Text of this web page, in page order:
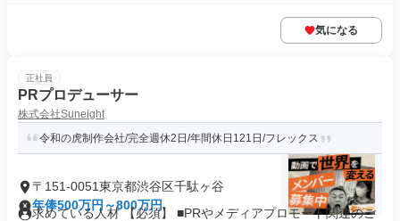
気になる
正社員
PRプロデューサー
株式会社Suneight
令和の虎制作会社/完全週休2日/年間休日121日/フレックス
〒151-0051東京都渋谷区千駄ヶ谷
年俸500万円～800万円
求めている人材 【必須】 ■PRやメディアプロモート関連のご